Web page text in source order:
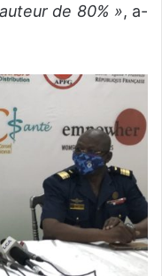
de 80% », a-